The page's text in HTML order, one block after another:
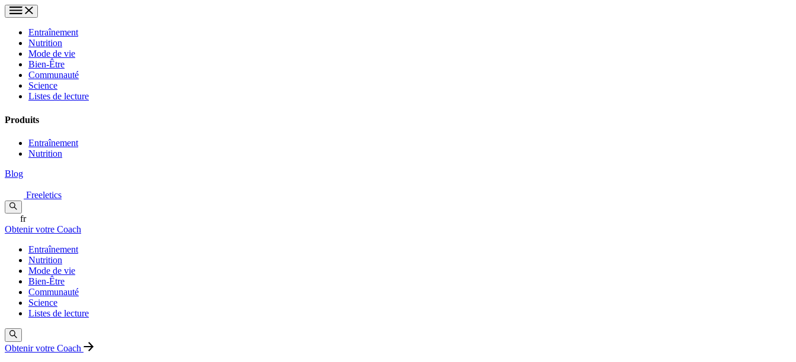
Entraînement
Nutrition
Mode de vie
Bien-Être
Communauté
Science
Listes de lecture
Produits
Entraînement
Nutrition
Blog
Freeletics
fr
Obtenir votre Coach
Entraînement
Nutrition
Mode de vie
Bien-Être
Communauté
Science
Listes de lecture
Obtenir votre Coach